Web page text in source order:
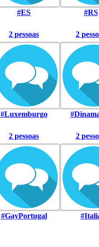
#ES #RS
2 pessoas
#Luxemburgo
2
2 pessoas
#GayPortugal
2